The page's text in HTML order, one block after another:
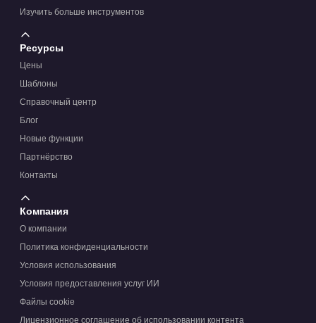
Изучить больше инструментов
Ресурсы
Цены
Шаблоны
Справочный центр
Блог
Новые функции
Партнёрство
Контакты
Компания
О компании
Политика конфиденциальности
Условия использования
Условия предоставления услуг ИИ
Файлы cookie
Лицензионное соглашение об использовании контента